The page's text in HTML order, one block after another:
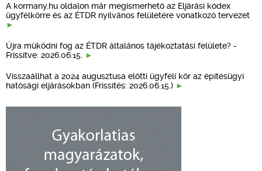
A kormany.hu oldalon már megismerhető az Eljárási kódex
ügyfélkörre és az ÉTDR nyilvános felületére vonatkozó tervezet
Újra működni fog az ÉTDR általános tájékoztatási felülete? -
Frissítve: 2026.06.15.
Visszaállhat a 2024 augusztusa előtti ügyféli kör az építésügyi
hatósági eljárásokban (Frissítés: 2026.06.15.)